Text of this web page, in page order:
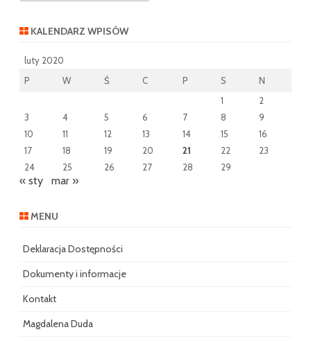
KALENDARZ WPISÓW
luty 2020
P
W Ś C P S
N
1
2
3
4 5 6 7 8
9
10
11 12 13 14 15
16
17
18 19 20 21 22
23
24
25 26 27 28 29
« sty mar »
MENU
Deklaracja Dostępności
Dokumenty i informacje
Kontakt
Magdalena Duda